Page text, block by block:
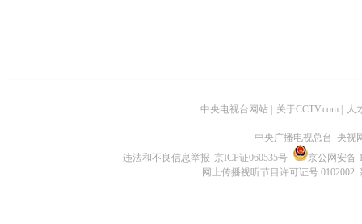
中央电视台网站 关于CCTV.com 人
中央广播电视总台 央视
违法和不良信息举报 京ICP证060535号
京公网安备
网上传播视听节目许可证号 0102002